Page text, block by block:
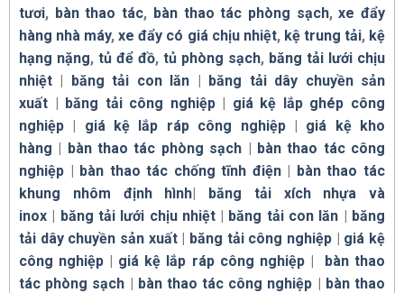
tươi, bàn thao tác, bàn thao tác phòng sạch,xe đẩy
hàng nhà máy,xe đẩy có giá chịu nhiệt, kệ trung tải, kệ
hạng nặng, tủ để đồ, tủ phòng sạch, băng tải lưới chịu
nhiệt | băng tải con lăn | băng tải dây chuyền sản
xuất | băng tải công nghiệp| giá kệ lắp ghép công
nghiệp | giá kệ lắp ráp công nghiệp| giá kệ kho
hàng | bàn thao tác phòng sạch | bàn thao tác công
nghiệp | bàn thao tác chống tĩnh điện| bàn thao tác
khung nhôm định hình| băng tải xích nhựa và
inox | băng tải lưới chịu nhiệt| băng tải con lăn | băng
tải dây chuyền sản xuất| băng tải công nghiệp | giá kệ
công nghiệp | giá kệ lắp ráp công nghiệp| bàn thao
tác phòng sạch | bàn thao tác công nghiệp | bàn thao